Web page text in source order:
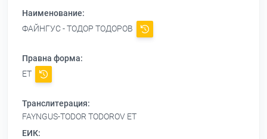
Наименование:
ФАЙНГУС - ТОДОР ТОДОРОВ
Правна форма:
ЕТ
Транслитерация:
FAYNGUS-TODOR TODOROV ET
ЕИК: